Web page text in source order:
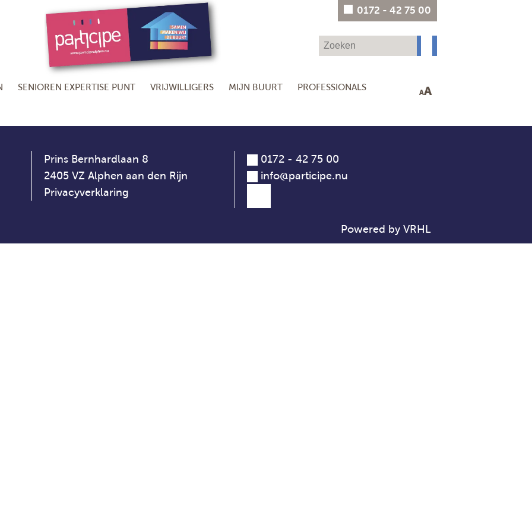
0172 - 42 75 00
SENIOREN EXPERTISE PUNT VRIJWILLIGERS MIJN BUURT PROFESSIONALS
AA
Prins Bernhardlaan 8
2405 VZ Alphen aan den Rijn
Privacyverklaring
0172 - 42 75 00
info@participe.nu
Powered by VRHL